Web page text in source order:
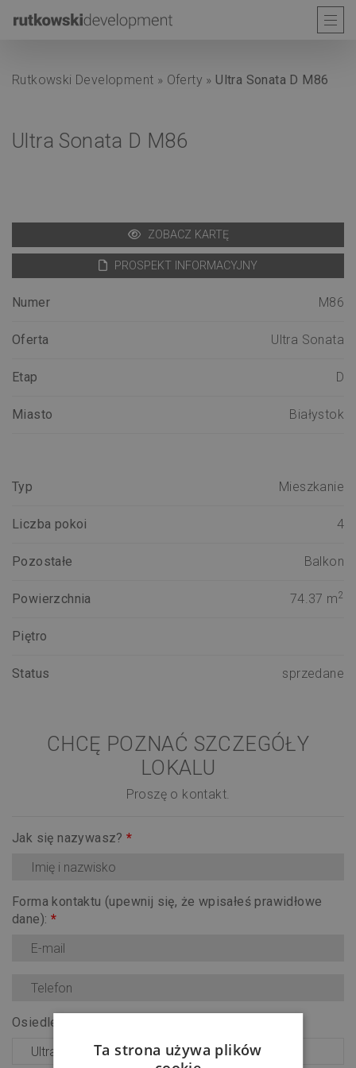
Rutkowski Development » Oferty »Ultra Sonata D M86
Ultra Sonata D M86
ZOBACZ KARTĘ
PROSPEKT INFORMACYJNY
Numer M86
Oferta Ultra Sonata
Etap D
Miasto Białystok
Typ Mieszkanie
Liczba pokoi 4
Pozostałe Balkon
Powierzchnia 74.37 m2
Piętro
Status sprzedane
CHCĘ POZNAĆ SZCZEGÓŁY
LOKALU
Proszę o kontakt.
Jak się nazywasz?*
Forma kontaktu (upewnij się, że wpisałeś prawidłowe
dane): *
Osiedle:
Ta strona używa plików